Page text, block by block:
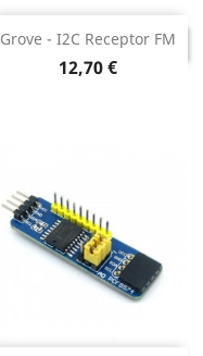
Grove - I2C Receptor FM
Preço
12,70 €
DESCONTINUADO
DESCONTINUADO